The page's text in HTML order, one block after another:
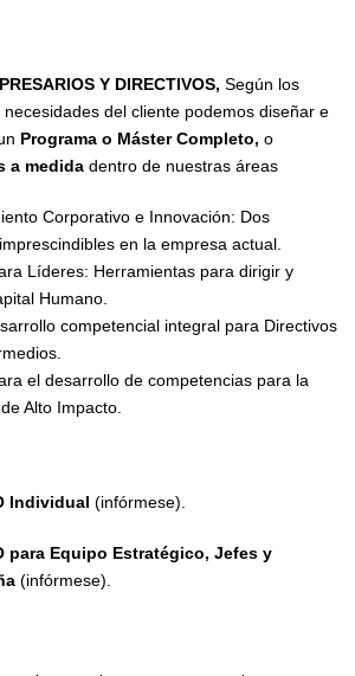
Y DIRECTIVOS, Según los
del cliente podemos diseñar e
Programa o Máster Completo, o
a medida dentro de nuestras áreas
Corporativo e Innovación: Dos
en la empresa actual.
Líderes: Herramientas para dirigir y
Humano.
competencial integral para Directivos
el desarrollo de competencias para la
Alto Impacto.
Individual (infórmese).
para Equipo Estratégico, Jefes y
(infórmese).